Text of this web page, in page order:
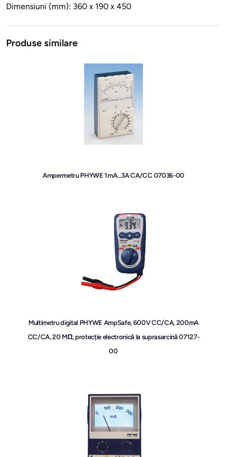
Dimensiuni (mm): 360 x 190 x 450
Produse similare
Ampermetru PHYWE 1mA...3A CA/CC 07036-00
Multimetru digital PHYWE AmpSafe, 600V CC/CA, 200mA
CC/CA, 20 MΩ, protecție electronică la suprasarcină 07127-
00